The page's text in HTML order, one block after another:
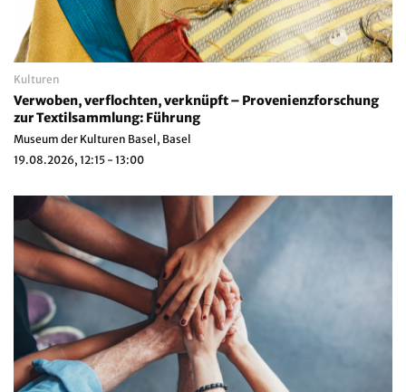
Kulturen
Verwoben, verflochten, verknüpft – Provenienzforschung
zur Textilsammlung: Führung
Museum der Kulturen Basel, Basel
19.08.2026, 12:15 - 13:00